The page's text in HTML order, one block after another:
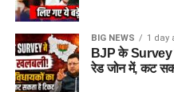
BIG NEWS 1 day
BJP के Survey
रेड जोन में, कट